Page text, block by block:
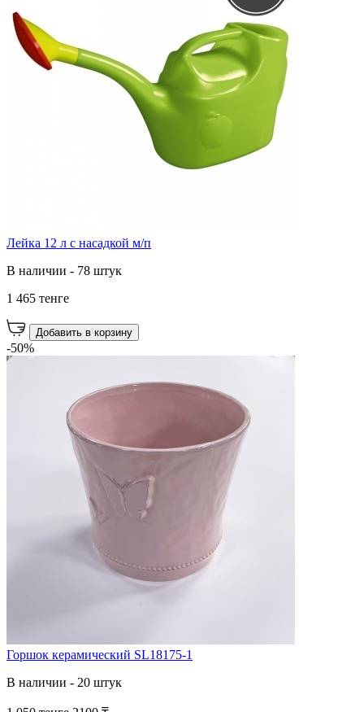
Лейка 12 л с насадкой м/п
В наличии - 78 штук
1 465 тенге
Добавить в корзину
-50%
Горшок керамический SL18175-1
В наличии - 20 штук